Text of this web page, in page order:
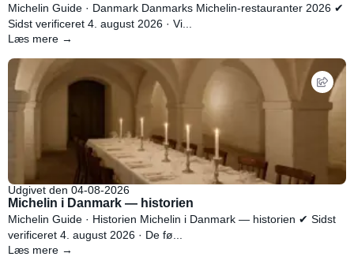
Michelin Guide · Danmark Danmarks Michelin-restauranter 2026 ✔
Sidst verificeret 4. august 2026 · Vi...
Læs mere →
Udgivet den 04-08-2026
Michelin i Danmark — historien
Michelin Guide · Historien Michelin i Danmark — historien ✔ Sidst
verificeret 4. august 2026 · De fø...
Læs mere →